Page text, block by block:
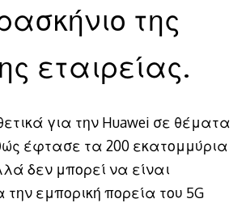
της
εταιρείας.
για την Huawei σε θέματα
έφτασε τα 200 εκατομμύρια
δεν μπορεί να είναι
εμπορική πορεία του 5G